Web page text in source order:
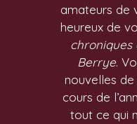
amateurs de
heureux de
chroniques
Berrye.
nouvelles de
cours de
tout ce qui